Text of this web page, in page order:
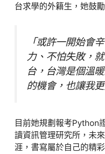
台求學的外籍生，她鼓勵
「或許一開始會
力、不怕失敗，
台，台灣是個溫
的機會，也讓我
目前她規劃報考Python
讀資訊管理研究所，未
涯，書寫屬於自己的精彩